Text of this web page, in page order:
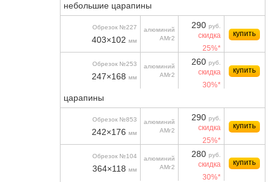
небольшие царапины
Обрезок №227
403×102 мм
алюминий
АМг2
290 руб.
скидка
25%*
купить
Обрезок №253
247×168 мм
алюминий
АМг2
260 руб.
скидка
30%*
купить
царапины
Обрезок №853
242×176 мм
алюминий
АМг2
290 руб.
скидка
25%*
купить
Обрезок №104
364×118 мм
алюминий
АМг2
280 руб.
скидка
30%*
купить